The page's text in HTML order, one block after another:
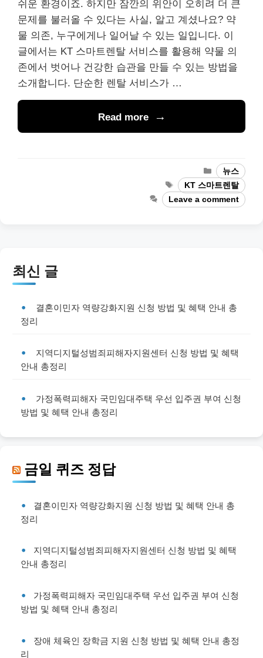
쉬운 환경이죠. 하지만 잠깐의 위안이 오히려 더 큰
문제를 불러올 수 있다는 사실, 알고 계셨나요? 약
물 의존, 누구에게나 일어날 수 있는 일입니다. 이
글에서는 KT 스마트렌탈 서비스를 활용해 약물 의
존에서 벗어나 건강한 습관을 만들 수 있는 방법을
소개합니다. 단순한 렌탈 서비스가 …
Read more
Categories
뉴스
TagsKT 스마트렌탈
Leave a comment
최신 글
결혼이민자 역량강화지원 신청 방법 및 혜택 안내 총
정리
지역디지털성범죄피해자지원센터 신청 방법 및 혜택
안내 총정리
가정폭력피해자 국민임대주택 우선 입주권 부여 신청
방법 및 혜택 안내 총정리
금일 퀴즈 정답
결혼이민자 역량강화지원 신청 방법 및 혜택 안내 총
정리
지역디지털성범죄피해자지원센터 신청 방법 및 혜택
안내 총정리
가정폭력피해자 국민임대주택 우선 입주권 부여 신청
방법 및 혜택 안내 총정리
장애 체육인 장학금 지원 신청 방법 및 혜택 안내 총정
리